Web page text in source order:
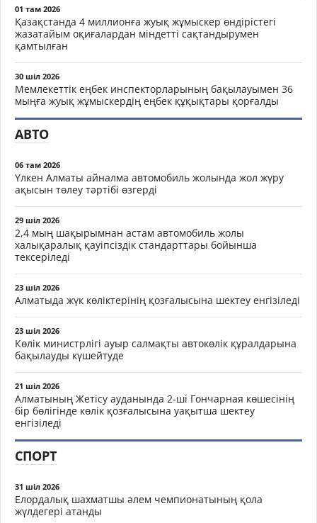
01 там 2026
Қазақстанда 4 миллионға жуық жұмыскер өндірістегі
жазатайым оқиғалардан міндетті сақтандырумен
қамтылған
30 шіл 2026
Мемлекеттік еңбек инспекторларының бақылауымен 36
мыңға жуық жұмыскердің еңбек құқықтары қорғалды
АВТО
06 там 2026
Үлкен Алматы айналма автомобиль жолында жол жүру
ақысын төлеу тәртібі өзгерді
29 шіл 2026
2,4 мың шақырымнан астам автомобиль жолы
халықаралық қауіпсіздік стандарттары бойынша
тексеріледі
23 шіл 2026
Алматыда жүк көліктерінің қозғалысына шектеу енгізіледі
23 шіл 2026
Көлік министрлігі ауыр салмақты автокөлік құралдарына
бақылауды күшейтуде
21 шіл 2026
Алматының Жетісу ауданында 2-ші Гончарная көшесінің
бір бөлігінде көлік қозғалысына уақытша шектеу
енгізіледі
СПОРТ
31 шіл 2026
Елордалық шахматшы әлем чемпионатының қола
жүлдегері атанды